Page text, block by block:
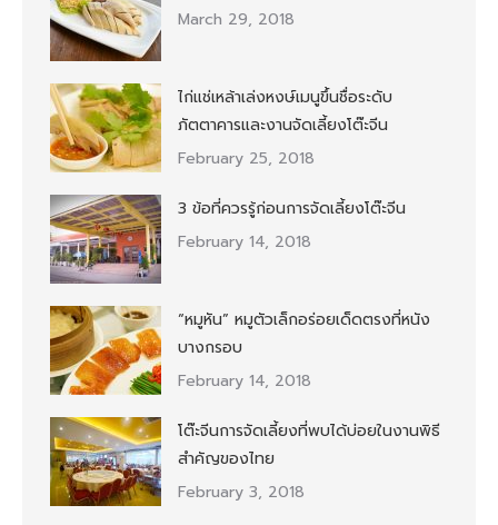
March 29, 2018
ไก่แช่เหล้าเล่งหงษ์เมนูขึ้นชื่อระดับ
ภัตตาคารและงานจัดเลี้ยงโต๊ะจีน
February 25, 2018
3 ข้อที่ควรรู้ก่อนการจัดเลี้ยงโต๊ะจีน
February 14, 2018
“หมูหัน” หมูตัวเล็กอร่อยเด็ดตรงที่หนัง
บางกรอบ
February 14, 2018
โต๊ะจีนการจัดเลี้ยงที่พบได้บ่อยในงานพิธี
สำคัญของไทย
February 3, 2018